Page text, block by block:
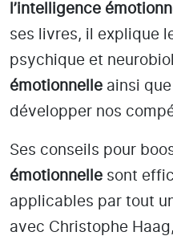
l’intelligence
ses livres, il explique
psychique et
émotionnelle ainsi
développer nos
Ses conseils pour
émotionnelle sont
applicables par tout
avec Christophe